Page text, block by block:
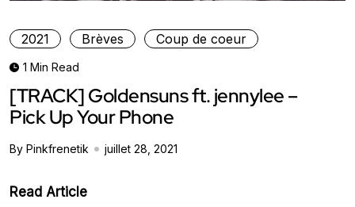
2021 Brèves Coup de coeur
1 Min Read
[TRACK] Goldensuns ft. jennylee –
Pick Up Your Phone
By Pinkfrenetik juillet 28, 2021
Read Article